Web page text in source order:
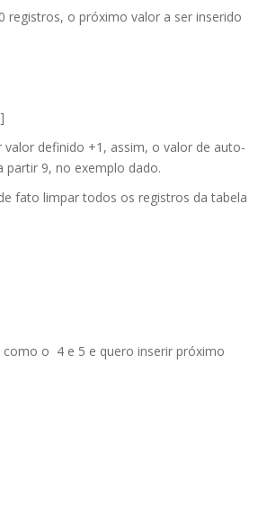
registros, o próximo valor a ser inserido
definido +1, assim, o valor de auto-
9, no exemplo dado.
fato limpar todos os registros da tabela
como o 4 e 5 e quero inserir próximo